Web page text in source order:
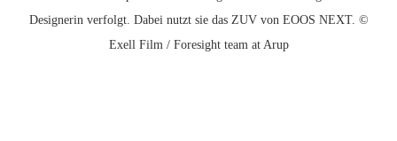
Designerin verfolgt. Dabei nutzt sie das ZUV von EOOS NEXT. ©
Exell Film / Foresight team at Arup